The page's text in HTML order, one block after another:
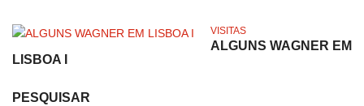
VISITAS
ALGUNS WAGNER EM
LISBOA I
PESQUISAR